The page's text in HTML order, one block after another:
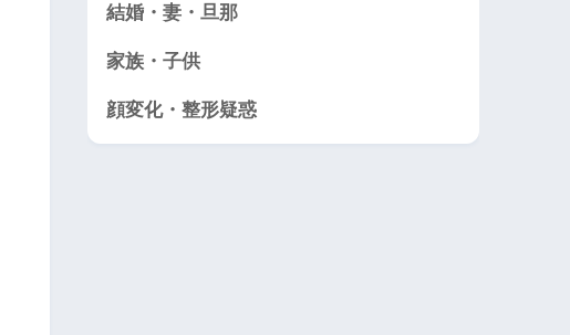
結婚・妻・旦那
家族・子供
顔変化・整形疑惑